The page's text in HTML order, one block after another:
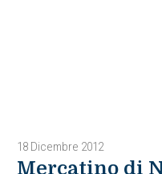
18 Dicembre 2012
Mercatino di